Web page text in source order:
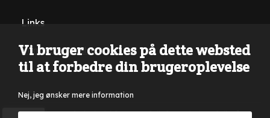
Links
Handelsbetingelser
Der tages forbehold for tastefejl, formuleringsfejl på
Vi bruger cookies på dette websted
til at forbedre din brugeroplevelse
Nej, jeg ønsker mere information